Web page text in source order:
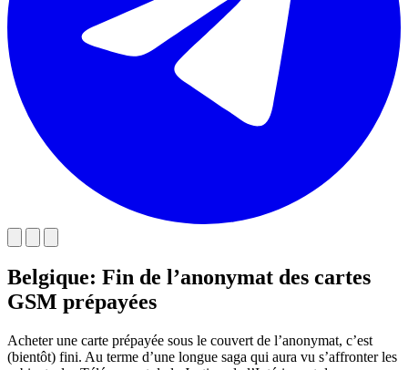
Belgique: Fin de l’anonymat des cartes
GSM prépayées
Acheter une carte prépayée sous le couvert de l’anonymat, c’est
(bientôt) fini. Au terme d’une longue saga qui aura vu s’affronter les